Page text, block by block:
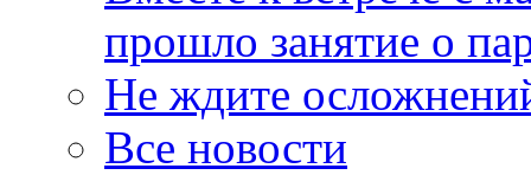
прошло занятие о
Не ждите
Все новости